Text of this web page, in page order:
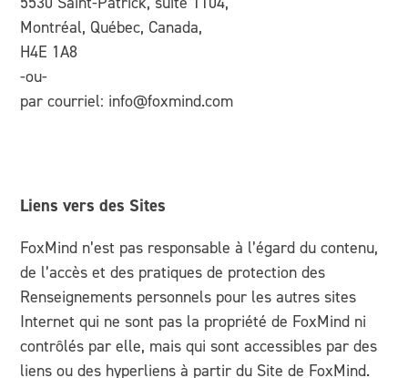
Montréal, Québec, Canada,
H4E 1A8
-ou-
par courriel: info@foxmind.com
Liens vers des Sites
FoxMind n’est pas responsable à l’égard du contenu,
de l’accès et des pratiques de protection des
Renseignements personnels pour les autres sites
Internet qui ne sont pas la propriété de FoxMind ni
contrôlés par elle, mais qui sont accessibles par des
liens ou des hyperliens à partir du Site de FoxMind.